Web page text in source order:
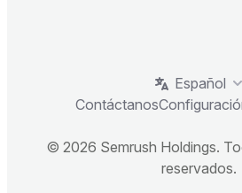
Español
Contáctanos
© 2026 Semrush Holdings.
reservados.